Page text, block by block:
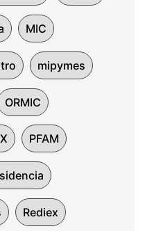
MIC
mipymes
ORMIC
PFAM
Rediex